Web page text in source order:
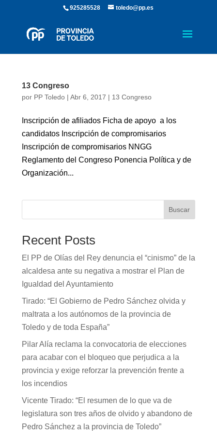
925285528 toledo@pp.es
13 Congreso
por PP Toledo| Abr 6, 2017 | 13 Congreso
Inscripción de afiliados Ficha de apoyo a los
candidatos Inscripción de compromisarios
Inscripción de compromisarios NNGG
Reglamento del Congreso Ponencia Política y de
Organización...
Buscar
Recent Posts
El PP de Olías del Rey denuncia el “cinismo” de la
alcaldesa ante su negativa a mostrar el Plan de
Igualdad del Ayuntamiento
Tirado: “El Gobierno de Pedro Sánchez olvida y
maltrata a los autónomos de la provincia de
Toledo y de toda España”
Pilar Alía reclama la convocatoria de elecciones
para acabar con el bloqueo que perjudica a la
provincia y exige reforzar la prevención frente a
los incendios
Vicente Tirado: “El resumen de lo que va de
legislatura son tres años de olvido y abandono de
Pedro Sánchez a la provincia de Toledo”